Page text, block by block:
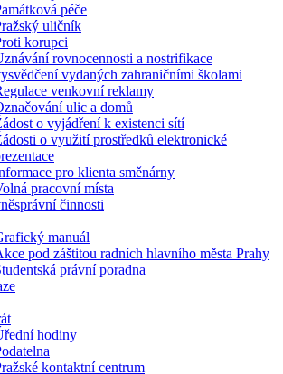
péče
uličník
korupci
rovnocennosti a nostrifikace
vydaných zahraničními školami
venkovní reklamy
ulic a domů
o vyjádření k existenci sítí
o využití prostředků elektronické
pro klienta směnárny
pracovní místa
činnosti
manuál
pod záštitou radních hlavního města Prahy
právní poradna
hodiny
kontaktní centrum